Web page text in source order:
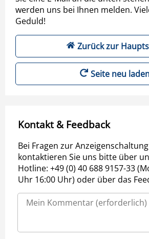
werden uns bei Ihnen melden.
Geduld!
Zurück zur
Seite neu
Kontakt & Feedback
Bei Fragen zur
kontaktieren Sie uns bitte über
Hotline: +49 (0) 40 688 9157-33
Uhr 16:00 Uhr) oder über das